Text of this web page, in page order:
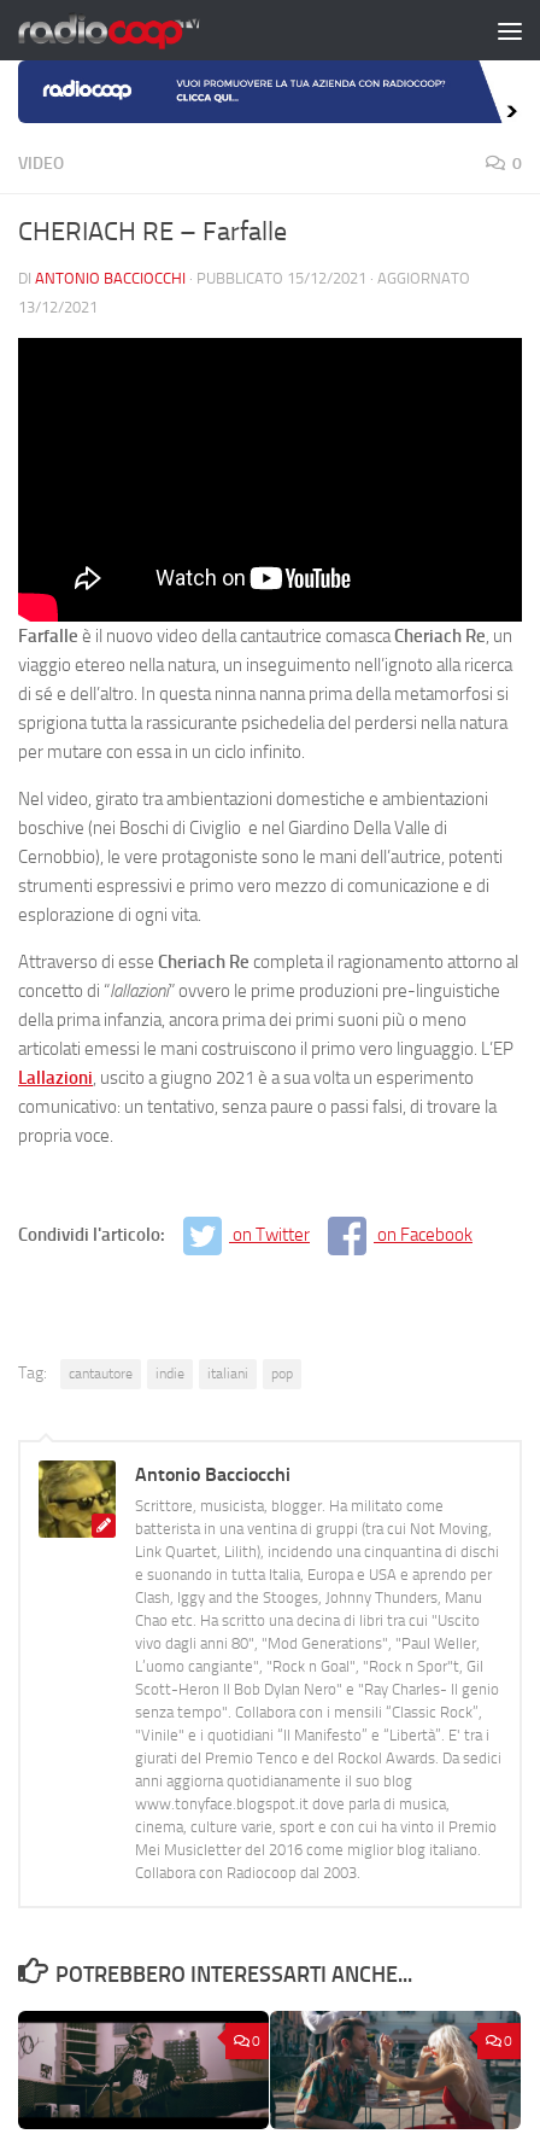
Salta al contenuto
VIDEO 0
CHERIACH RE – Farfalle
DI ANTONIO BACCIOCCHI · PUBBLICATO 15/12/2021 · AGGIORNATO
13/12/2021
Farfalle è il nuovo video della cantautrice comascaCheriach Re, un
viaggio etereo nella natura, un inseguimento nell’ignoto alla ricerca
di sé e dell’altro. In questa ninna nanna prima della metamorfosi si
sprigiona tutta la rassicurante psichedelia del perdersi nella natura
per mutare con essa in un ciclo infinito.
Nel video, girato tra ambientazioni domestiche e ambientazioni
boschive (nei Boschi di Civiglio e nel Giardino Della Valle di
Cernobbio), le vere protagoniste sono le mani dell’autrice, potenti
strumenti espressivi e primo vero mezzo di comunicazione e di
esplorazione di ogni vita.
Attraverso di esse Cheriach Re completa il ragionamento attorno al
concetto di “lallazioni” ovvero le prime produzioni pre-linguistiche
della prima infanzia, ancora prima dei primi suoni più o meno
articolati emessi le mani costruiscono il primo vero linguaggio. L’EP
Lallazioni, uscito a giugno 2021 è a sua volta un esperimento
comunicativo: un tentativo, senza paure o passi falsi, di trovare la
propria voce.
Condividi l'articolo: on Twitter on Facebook
Tag: cantautore indie italiani pop
Antonio Bacciocchi
Scrittore, musicista, blogger. Ha militato come
batterista in una ventina di gruppi (tra cui Not Moving,
Link Quartet, Lilith), incidendo una cinquantina di dischi
e suonando in tutta Italia, Europa e USA e aprendo per
Clash, Iggy and the Stooges, Johnny Thunders, Manu
Chao etc. Ha scritto una decina di libri tra cui "Uscito
vivo dagli anni 80", "Mod Generations", "Paul Weller,
L’uomo cangiante", "Rock n Goal", "Rock n Spor"t, Gil
Scott-Heron Il Bob Dylan Nero" e "Ray Charles- Il genio
senza tempo". Collabora con i mensili “Classic Rock”,
"Vinile" e i quotidiani “Il Manifesto” e “Libertà”. E' tra i
giurati del Premio Tenco e del Rockol Awards. Da sedici
anni aggiorna quotidianamente il suo blog
www.tonyface.blogspot.it dove parla di musica,
cinema, culture varie, sport e con cui ha vinto il Premio
Mei Musicletter del 2016 come miglior blog italiano.
Collabora con Radiocoop dal 2003.
POTREBBERO INTERESSARTI ANCHE...
0 0